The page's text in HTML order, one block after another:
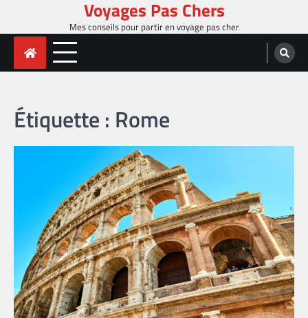
content
Voyages Pas Chers
Mes conseils pour partir en voyage pas cher
Étiquette : Rome